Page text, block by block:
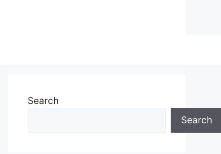
Search
Search